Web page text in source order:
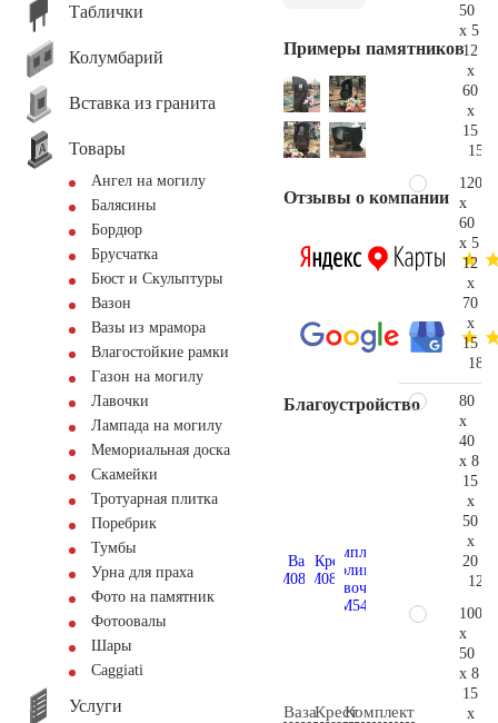
Таблички
Колумбарий
Вставка из гранита
Товары
Ангел на могилу
Балясины
Бордюр
Брусчатка
Бюст и Скульптуры
Вазон
Вазы из мрамора
Влагостойкие рамки
Газон на могилу
Лавочки
Лампада на могилу
Мемориальная доска
Скамейки
Тротуарная плитка
Поребрик
Тумбы
Урна для праха
Фото на памятник
Фотоовалы
Шары
Сaggiati
Услуги
Примеры памятников
Отзывы о компании
Благоустройство
ВазаКрестКомплект
50
x 5
12
x
60
x
15
120
x
60
x 5
12
x
70
x
15
80
x
40
x 8
15
x
50
x
20
100
x
50
x 8
15
x